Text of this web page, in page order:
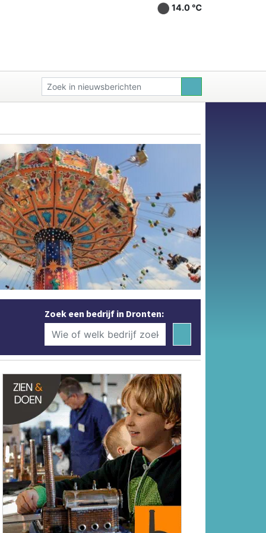
14.0 ℃
Zoek een bedrijf in Dronten: